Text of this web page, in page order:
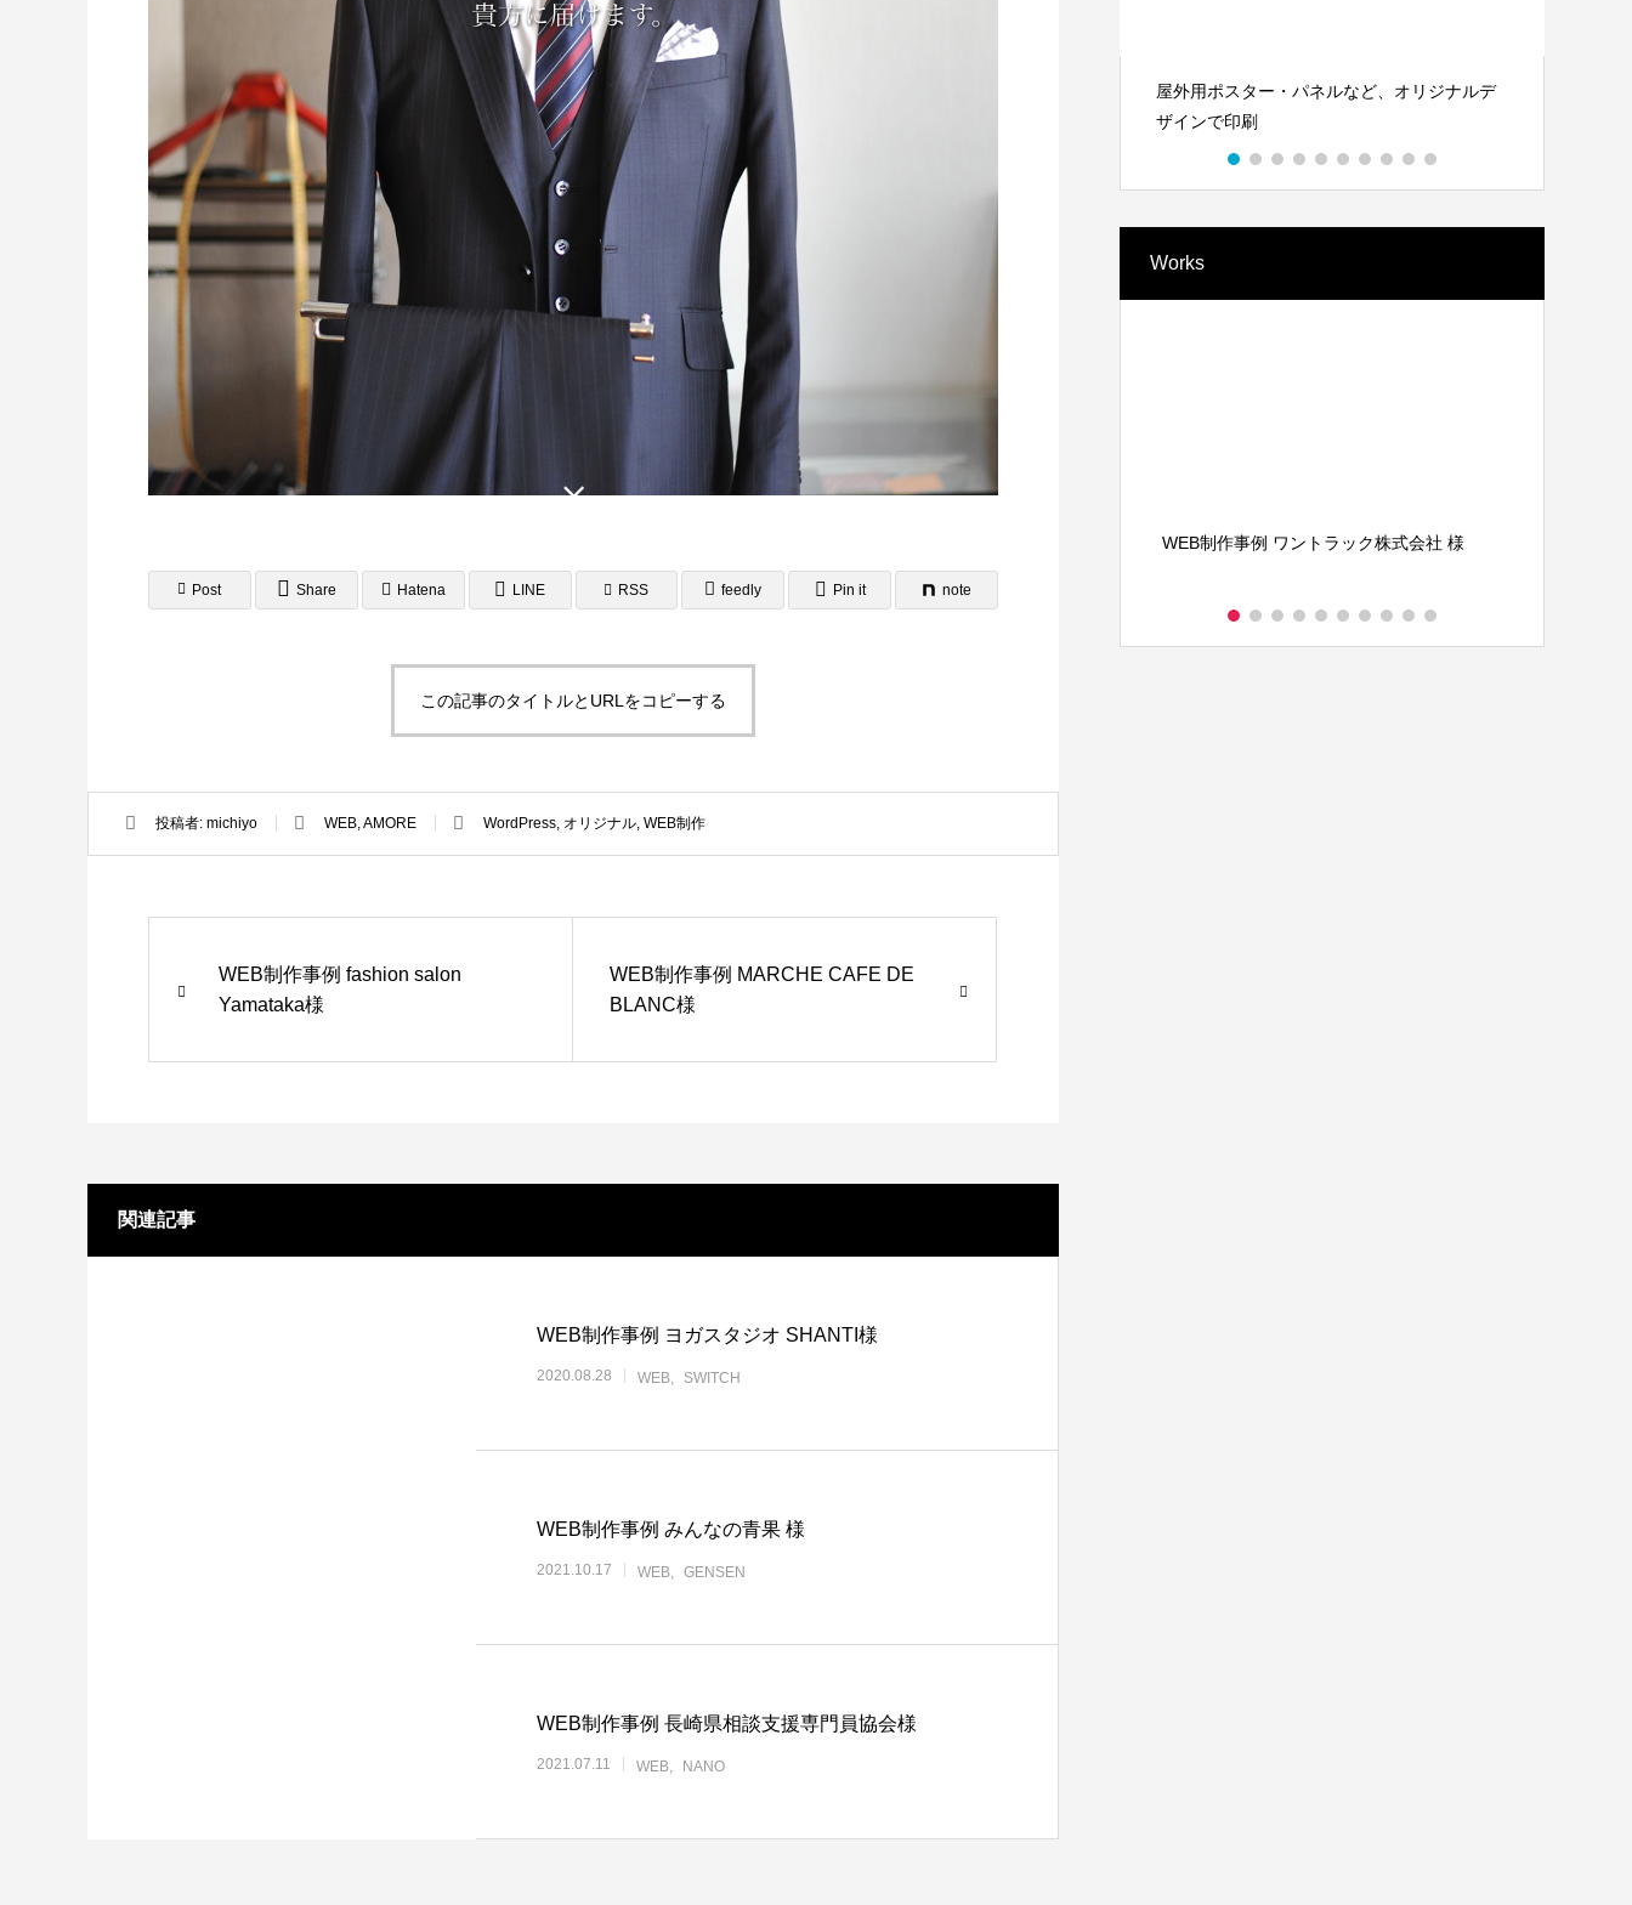
2021.10.30
角２封筒制作事例 山本会計事務所
Post Share Hatena LINE RSS feedly Pin it note
この記事のタイトルとURLをコピーする
投稿者: michiyo WEB,AMORE WordPress, オリジナル, WEB制作
WEB制作事例 fashion salon
Yamataka様
WEB制作事例 MARCHE CAFE DE
BLANC様
関連記事
WEB制作事例 ヨガスタジオ SHANTI様
2020.08.28 WEB SWITCH
WEB制作事例 みんなの青果 様
2021.10.17 WEB GENSEN
WEB制作事例 長崎県相談支援専門員協会様
2021.07.11 WEB NANO
WordPressテーマ「MONOLITH」でWEB制作
オールインワンプラン
屋外用ポスター・パネルなど、オリジナルデ
ザインで印刷
WordPressテーマ「AGENDA」でWEB制作オ
ールインワンプラン
Works
A４チラシ・A3ポスター制作事例 倉敷地域